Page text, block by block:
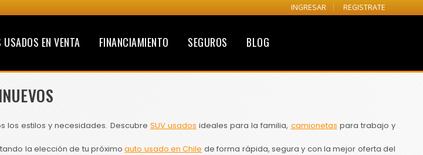
INGRESAR REGISTRATE
EN VENTA FINANCIAMIENTO SEGUROS BLOG
los estilos y necesidades. Descubre SUV usados ideales para la familia, camionetas para trabajo y
la elección de tu próximoauto usado en Chile de forma rápida, segura y con la mejor oferta del